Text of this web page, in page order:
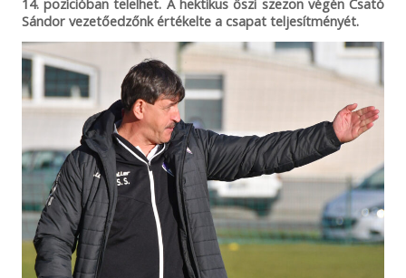
14. pozícióban telelhet. A hektikus őszi szezon végén Csató
Sándor vezetőedzőnk értékelte a csapat teljesítményét.